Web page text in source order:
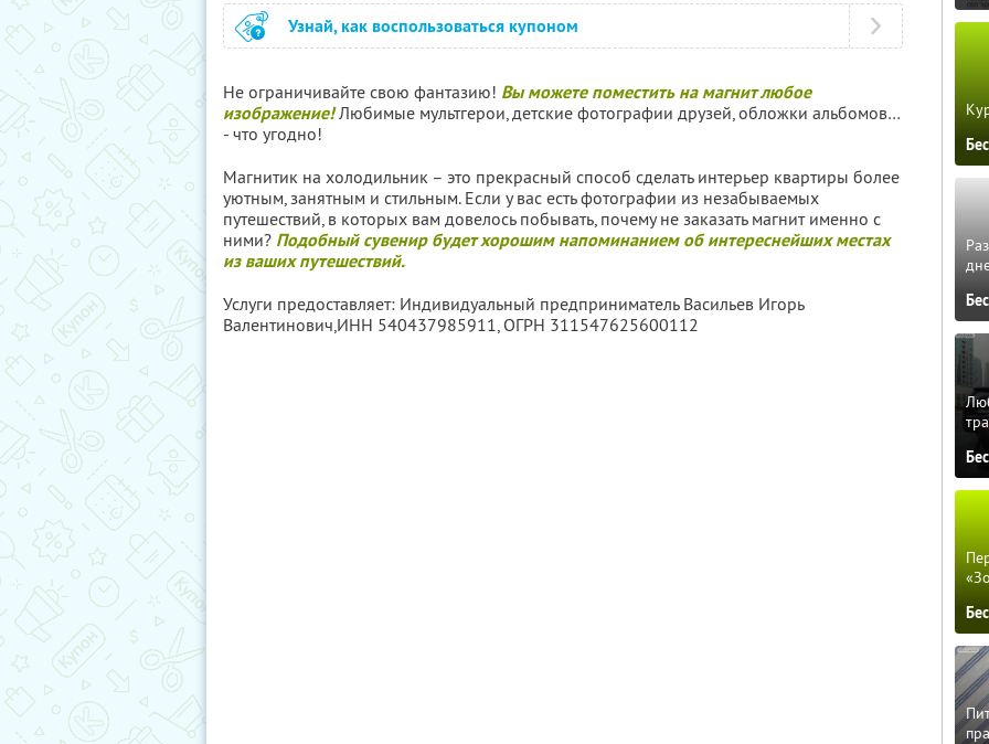
Узнай, как воспользоваться купоном
Не ограничивайте свою фантазию! Вы можете поместить на магнит любое
изображение!Любимые мультгерои, детские фотографии друзей, обложки альбомов…
- что угодно!
Магнитик на холодильник – это прекрасный способ сделать интерьер квартиры более
уютным, занятным и стильным. Если у вас есть фотографии из незабываемых
путешествий, в которых вам довелось побывать, почему не заказать магнит именно с
ними? Подобный сувенир будет хорошим напоминанием об интереснейших местах
из ваших путешествий.
Услуги предоставляет: Индивидуальный предприниматель Васильев Игорь
Валентинович,ИНН 540437985911, ОГРН 311547625600112